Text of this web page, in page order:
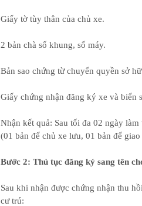
Giấy tờ tùy thân của chủ xe.
2 bản chà số khung, số máy.
Bản sao chứng từ chuyển quyền sở
Giấy chứng nhận đăng ký xe và biển
Nhận kết quả: Sau tối đa 02 ngày
(01 bản để chủ xe lưu, 01 bản để
Bước 2: Thủ tục đăng ký sang tên
Sau khi nhận được chứng nhận thu
cư trú: